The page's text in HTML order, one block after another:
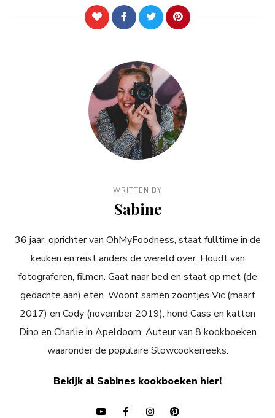
WRITTEN BY
Sabine
36 jaar, oprichter van OhMyFoodness, staat fulltime in de
keuken en reist anders de wereld over. Houdt van
fotograferen, filmen. Gaat naar bed en staat op met (de
gedachte aan) eten. Woont samen zoontjes Vic (maart
2017) en Cody (november 2019), hond Cass en katten
Dino en Charlie in Apeldoorn. Auteur van 8 kookboeken
waaronder de populaire Slowcookerreeks.
Bekijk al Sabines kookboeken hier!